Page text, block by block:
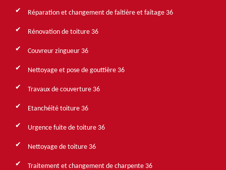
Réparation et changement de faîtière et faîtage 36
Rénovation de toiture 36
Couvreur zingueur 36
Nettoyage et pose de gouttière 36
Travaux de couverture 36
Etanchéité toiture 36
Urgence fuite de toiture 36
Nettoyage de toiture 36
Traitement et changement de charpente 36